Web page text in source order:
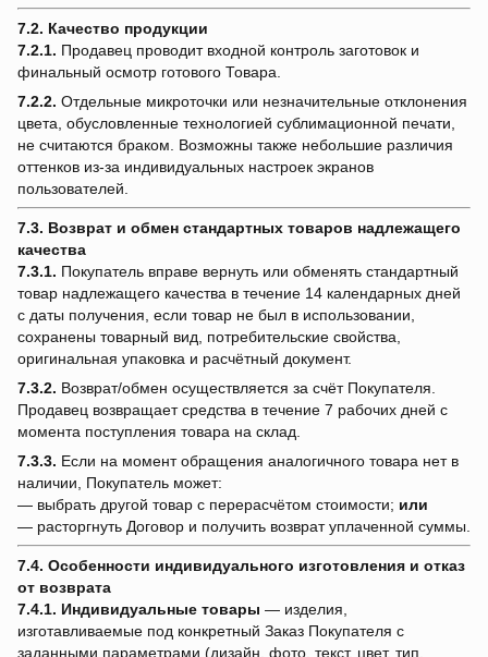
7.2. Качество продукции
7.2.1. Продавец проводит входной контроль заготовок и
финальный осмотр готового Товара.
7.2.2. Отдельные микроточки или незначительные отклонения
цвета, обусловленные технологией сублимационной печати,
не считаются браком. Возможны также небольшие различия
оттенков из-за индивидуальных настроек экранов
пользователей.
7.3. Возврат и обмен стандартных товаров надлежащего
качества
7.3.1. Покупатель вправе вернуть или обменять стандартный
товар надлежащего качества в течение 14 календарных дней
с даты получения, если товар не был в использовании,
сохранены товарный вид, потребительские свойства,
оригинальная упаковка и расчётный документ.
7.3.2. Возврат/обмен осуществляется за счёт Покупателя.
Продавец возвращает средства в течение 7 рабочих дней с
момента поступления товара на склад.
7.3.3. Если на момент обращения аналогичного товара нет в
наличии, Покупатель может:
— выбрать другой товар с перерасчётом стоимости; или
— расторгнуть Договор и получить возврат уплаченной суммы.
7.4. Особенности индивидуального изготовления и отказ
от возврата
7.4.1. Индивидуальные товары — изделия,
изготавливаемые под конкретный Заказ Покупателя с
заданными параметрами (дизайн, фото, текст, цвет, тип,